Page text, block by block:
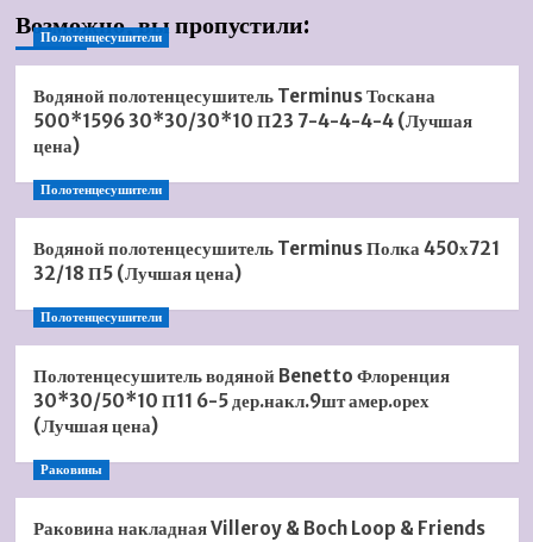
Возможно, вы пропустили:
Полотенцесушители
Водяной полотенцесушитель Terminus Тоскана
500*1596 30*30/30*10 П23 7-4-4-4-4 (Лучшая
цена)
Полотенцесушители
Водяной полотенцесушитель Terminus Полка 450х721
32/18 П5 (Лучшая цена)
Полотенцесушители
Полотенцесушитель водяной Benetto Флоренция
30*30/50*10 П11 6-5 дер.накл.9шт амер.орех
(Лучшая цена)
Раковины
Раковина накладная Villeroy & Boch Loop & Friends